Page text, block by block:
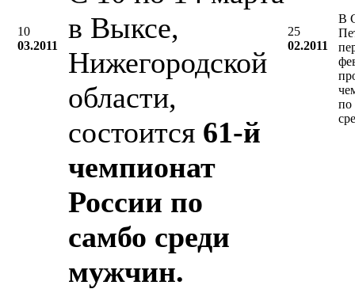
10
03.2011
в Выксе,
Нижегородской
области,
состоится 61-й
чемпионат
России по
самбо среди
мужчин.
25
02.2011
В
по